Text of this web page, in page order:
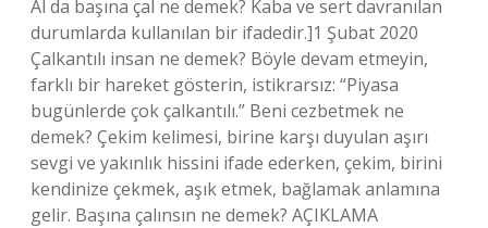
Al da başına çal ne demek? Kaba ve sert davranılan
durumlarda kullanılan bir ifadedir.]1 Şubat 2020
Çalkantılı insan ne demek? Böyle devam etmeyin,
farklı bir hareket gösterin, istikrarsız: “Piyasa
bugünlerde çok çalkantılı.” Beni cezbetmek ne
demek? Çekim kelimesi, birine karşı duyulan aşırı
sevgi ve yakınlık hissini ifade ederken, çekim, birini
kendinize çekmek, aşık etmek, bağlamak anlamına
gelir. Başına çalınsın ne demek? AÇIKLAMA